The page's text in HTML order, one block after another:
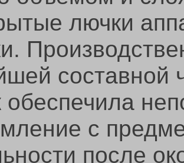
лючки
составной
обеспечила
с
после